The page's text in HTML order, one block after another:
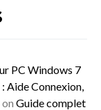
PC Windows 7
Aide Connexion,
on Guide complet